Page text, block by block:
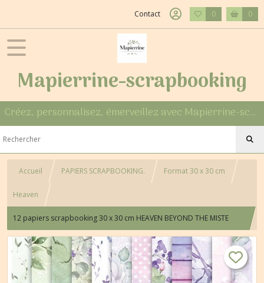
Contact 0 0
Mapierrine-scrapbooking
Créez, personnalisez, émerveillez avec Mapierrine-scrapbooking
Accueil PAPIERS SCRAPBOOKING. Format 30 x 30 cm
Heaven
12 papiers scrapbooking 30 x 30 cm HEAVEN BEYOND THE MISTE
ZZA MGLY